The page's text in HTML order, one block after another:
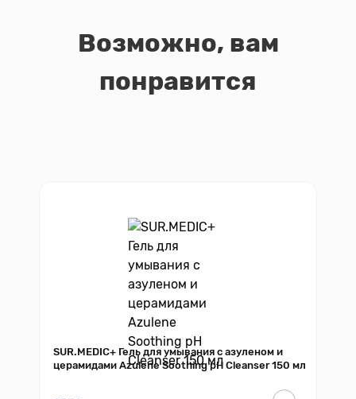
Возможно, вам
понравится
SUR.MEDIC+ Гель для умывания с азуленом и
церамидами Azulene Soothing pH Cleanser 150 мл